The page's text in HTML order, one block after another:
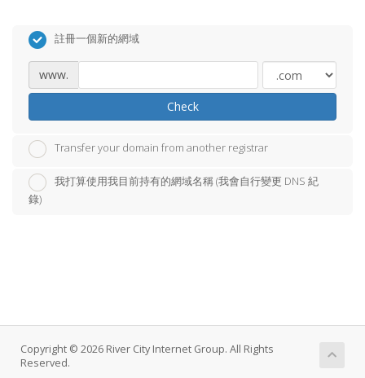
註冊一個新的網域
www.
Check
Transfer your domain from another registrar
我打算使用我目前持有的網域名稱 (我會自行變更 DNS 紀
錄)
Copyright © 2026 River City Internet Group. All Rights
Reserved.